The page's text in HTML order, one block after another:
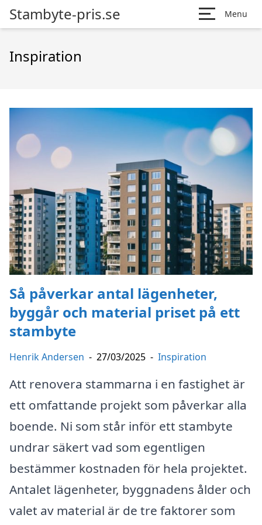
Stambyte-pris.se Menu
Inspiration
Så påverkar antal lägenheter,
byggår och material priset på ett
stambyte
Henrik Andersen - 27/03/2025 - Inspiration
Att renovera stammarna i en fastighet är
ett omfattande projekt som påverkar alla
boende. Ni som står inför ett stambyte
undrar säkert vad som egentligen
bestämmer kostnaden för hela projektet.
Antalet lägenheter, byggnadens ålder och
valet av material är de tre faktorer som